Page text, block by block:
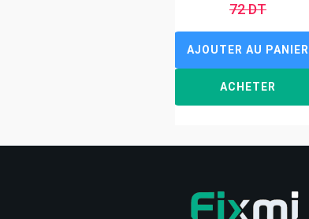
72 DT
AJOUTER AU PANIER
ACHETER